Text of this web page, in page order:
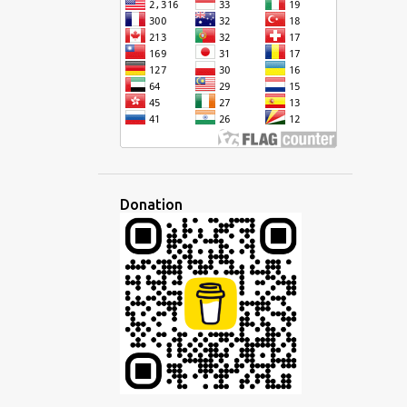
CURSIVE DÉFI DÉMOCRATIQUE
DÉVELOPPEMENT DISCOURS
DISCUSSION DISPARITÉ
ÉCHANGE ÉCOLE ÉCONOMIE
ÉCOUTER ÉCRIRE
EFFACEMENT CULTUREL
EMPLOI EN LIGNE ENSEIGNANT
ENSEIGNEMENT ENTREPRISE
ESPAGNOL ESPERANTISTO
ESPÉRANTO ESPRIT
ÉTAT D'ESPRIT ETHNIQUE
ÉTRANGER ÉTRANGERS ÉTUDE
Donation